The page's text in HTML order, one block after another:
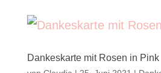
Dankeskarte mit Rosen in Pink